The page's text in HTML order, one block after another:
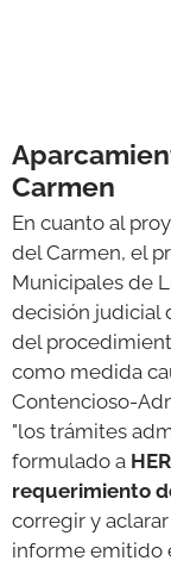
Carmen
En cuanto al
del Carmen, el
Municipales de
decisión judicial
del
como medida
Contencioso-
"los trámites
formulado a
requerimiento
corregir y
informe emitido